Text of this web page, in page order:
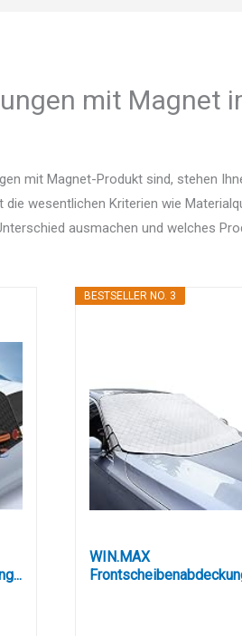
mit Magnet
mit Magnet-Produkt sind, stehen
wesentlichen Kriterien wie
ausmachen und welches
BESTSELLER NO. 3
WIN.MAX